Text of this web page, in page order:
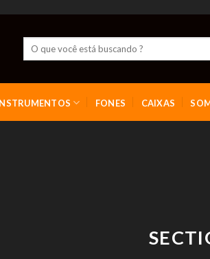
FONES CAIXAS